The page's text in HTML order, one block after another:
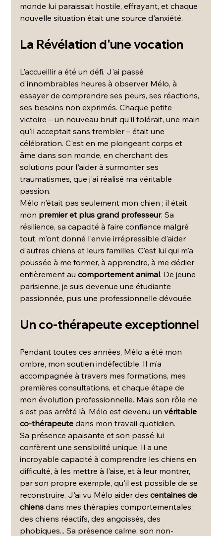
monde lui paraissait hostile, effrayant, et chaque
nouvelle situation était une source d'anxiété.
La Révélation d'une vocation
L'accueillir a été un défi. J'ai passé
d'innombrables heures à observer Mélo, à
essayer de comprendre ses peurs, ses réactions,
ses besoins non exprimés. Chaque petite
victoire – un nouveau bruit qu'il tolérait, une main
qu'il acceptait sans trembler – était une
célébration. C'est en me plongeant corps et
âme dans son monde, en cherchant des
solutions pour l'aider à surmonter ses
traumatismes, que j'ai réalisé ma véritable
passion.
Mélo n'était pas seulement mon chien ; il était
mon premier et plus grand professeur. Sa
résilience, sa capacité à faire confiance malgré
tout, m'ont donné l'envie irrépressible d'aider
d'autres chiens et leurs familles. C'est lui qui m'a
poussée à me former, à apprendre, à me dédier
entièrement au comportement animal. De jeune
parisienne, je suis devenue une étudiante
passionnée, puis une professionnelle dévouée.
Un co-thérapeute exceptionnel
Pendant toutes ces années, Mélo a été mon
ombre, mon soutien indéfectible. Il m'a
accompagnée à travers mes formations, mes
premières consultations, et chaque étape de
mon évolution professionnelle. Mais son rôle ne
s'est pas arrêté là. Mélo est devenu un véritable
co-thérapeute dans mon travail quotidien.
Sa présence apaisante et son passé lui
confèrent une sensibilité unique. Il a une
incroyable capacité à comprendre les chiens en
difficulté, à les mettre à l'aise, et à leur montrer,
par son propre exemple, qu'il est possible de se
reconstruire. J'ai vu Mélo aider des centaines de
chiens dans mes thérapies comportementales :
des chiens réactifs, des angoissés, des
phobiques... Sa présence calme, son non-